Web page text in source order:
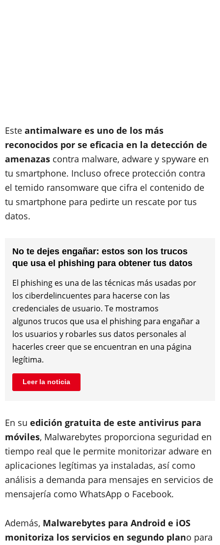
Este antimalware es uno de los más
reconocidos por se eficacia en la detección de
amenazas contra malware, adware y spyware en
tu smartphone. Incluso ofrece protección contra
el temido ransomware que cifra el contenido de
tu smartphone para pedirte un rescate por tus
datos.
No te dejes engañar: estos son los trucos
que usa el phishing para obtener tus datos
El phishing es una de las técnicas más usadas por
los ciberdelincuentes para hacerse con las
credenciales de usuario. Te mostramos
algunos trucos que usa el phishing para engañar a
los usuarios y robarles sus datos personales al
hacerles creer que se encuentran en una página
legítima.
Leer la noticia
En su edición gratuita de este antivirus para
móviles, Malwarebytes proporciona seguridad en
tiempo real que le permite monitorizar adware en
aplicaciones legítimas ya instaladas, así como
análisis a demanda para mensajes en servicios de
mensajería como WhatsApp o Facebook.
Además, Malwarebytes para Android e iOS
monitoriza los servicios en segundo plano para